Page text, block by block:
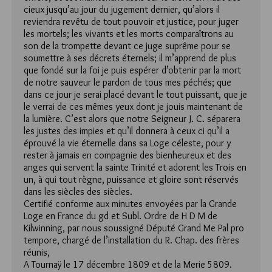
cieux jusqu’au jour du jugement dernier, qu’alors il
reviendra revêtu de tout pouvoir et justice, pour juger
les mortels; les vivants et les morts comparaîtrons au
son de la trompette devant ce juge suprême pour se
soumettre à ses décrets éternels; il m’apprend de plus
que fondé sur la foi je puis espérer d’obtenir par la mort
de notre sauveur le pardon de tous mes péchés; que
dans ce jour je serai placé devant le tout puissant, que je
le verrai de ces mêmes yeux dont je jouis maintenant de
la lumière. C’est alors que notre Seigneur J. C. séparera
les justes des impies et qu’il donnera à ceux ci qu’il a
éprouvé la vie éternelle dans sa Loge céleste, pour y
rester à jamais en compagnie des bienheureux et des
anges qui servent la sainte Trinité et adorent les Trois en
un, à qui tout règne, puissance et gloire sont réservés
dans les siècles des siècles.
Certifié conforme aux minutes envoyées par la Grande
Loge en France du gd et Subl. Ordre de H D M de
Kilwinning, par nous soussigné Député Grand Me Pal pro
tempore, chargé de l’installation du R. Chap. des frères
réunis,
A Tournaÿ le 17 décembre 1809 et de la Merie 5809.